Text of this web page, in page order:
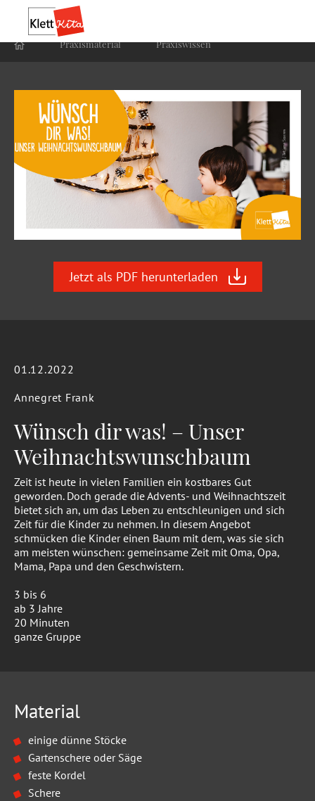
Praxis­material Praxis­wissen
Jetzt als PDF herunterladen
01.12.2022
Annegret Frank
Wünsch dir was! – Unser
Weihnachtswunschbaum
Zeit ist heute in vielen Familien ein kostbares Gut
geworden. Doch gerade die Advents- und Weihnachtszeit
bietet sich an, um das Leben zu entschleunigen und sich
Zeit für die Kinder zu nehmen. In diesem Angebot
schmücken die Kinder einen Baum mit dem, was sie sich
am meisten wünschen: gemeinsame Zeit mit Oma, Opa,
Mama, Papa und den Geschwistern.
3 bis 6
ab 3 Jahre
20 Minuten
ganze Gruppe
Material
einige dünne Stöcke
Gartenschere oder Säge
feste Kordel
Schere